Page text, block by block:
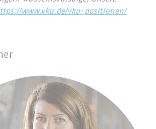
www.vku.de/vku-positionen/